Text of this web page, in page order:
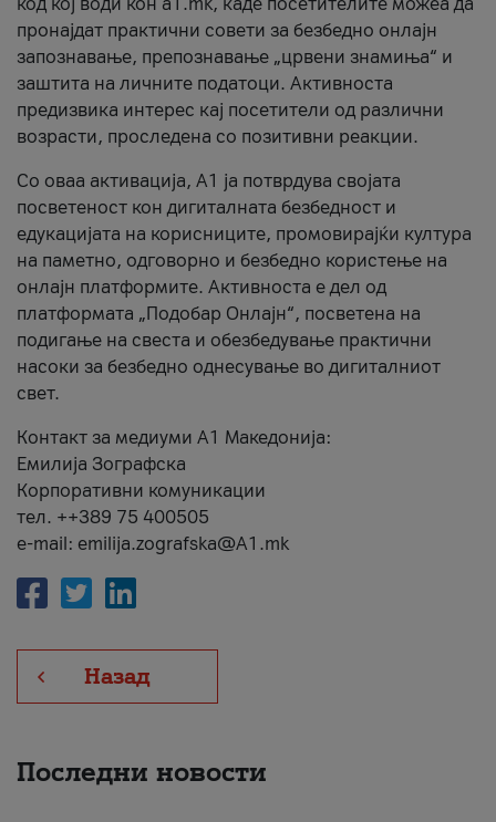
пронајдат практични совети за безбедно онлајн
запознавање, препознавање „црвени знамиња“ и
заштита на личните податоци. Активноста
предизвика интерес кај посетители од различни
возрасти, проследена со позитивни реакции.
Со оваа активација, А1 ја потврдува својата
посветеност кон дигиталната безбедност и
едукацијата на корисниците, промовирајќи култура
на паметно, одговорно и безбедно користење на
онлајн платформите. Активноста е дел од
платформата „Подобар Онлајн“, посветена на
подигање на свеста и обезбедување практични
насоки за безбедно однесување во дигиталниот
свет.
Контакт за медиуми А1 Македонија:
Емилија Зографска
Корпоративни комуникации
тел. ++389 75 400505
e-mail: emilija.zografska@A1.mk
Назад
Последни новости